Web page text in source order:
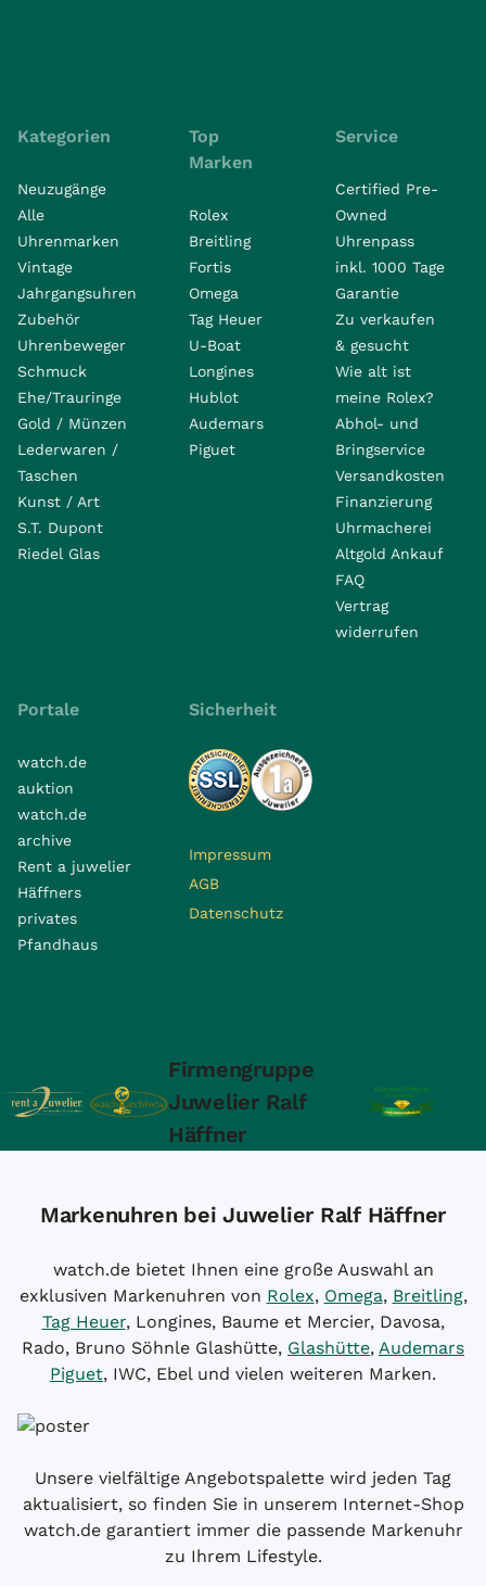
Kategorien
Neuzugänge
Alle
Uhrenmarken
Vintage
Jahrgangsuhren
Zubehör
Uhrenbeweger
Schmuck
Ehe/Trauringe
Gold / Münzen
Lederwaren /
Taschen
Kunst / Art
S.T. Dupont
Riedel Glas
Top
Marken
Rolex
Breitling
Fortis
Omega
Tag Heuer
U-Boat
Longines
Hublot
Audemars
Piguet
Service
Certified Pre-
Owned
Uhrenpass
inkl. 1000 Tage
Garantie
Zu verkaufen
& gesucht
Wie alt ist
meine Rolex?
Abhol- und
Bringservice
Versandkosten
Finanzierung
Uhrmacherei
Altgold Ankauf
FAQ
Vertrag
widerrufen
Portale
watch.de
auktion
watch.de
archive
Rent a juwelier
Häffners
privates
Pfandhaus
Sicherheit
Impressum
AGB
Datenschutz
Firmengruppe
Juwelier Ralf
Häffner
Markenuhren bei Juwelier Ralf Häffner
watch.de bietet Ihnen eine große Auswahl an
exklusiven Markenuhren von Rolex, Omega, Breitling,
Tag Heuer, Longines, Baume et Mercier, Davosa,
Rado, Bruno Söhnle Glashütte, Glashütte, Audemars
Piguet, IWC, Ebel und vielen weiteren Marken.
Unsere vielfältige Angebotspalette wird jeden Tag
aktualisiert, so finden Sie in unserem Internet-Shop
watch.de garantiert immer die passende Markenuhr
zu Ihrem Lifestyle.